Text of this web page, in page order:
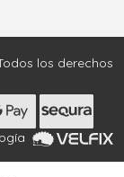
Todos los derechos